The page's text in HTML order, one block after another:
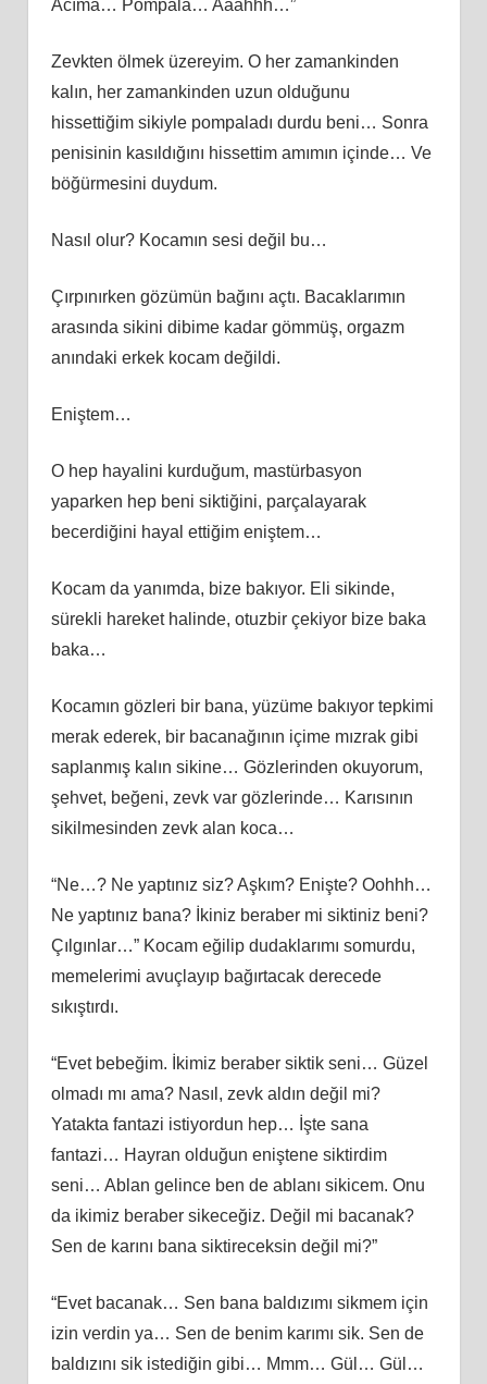
Acıma… Pompala… Aaahhh…”
Zevkten ölmek üzereyim. O her zamankinden
kalın, her zamankinden uzun olduğunu
hissettiğim sikiyle pompaladı durdu beni… Sonra
penisinin kasıldığını hissettim amımın içinde… Ve
böğürmesini duydum.
Nasıl olur? Kocamın sesi değil bu…
Çırpınırken gözümün bağını açtı. Bacaklarımın
arasında sikini dibime kadar gömmüş, orgazm
anındaki erkek kocam değildi.
Eniştem…
O hep hayalini kurduğum, mastürbasyon
yaparken hep beni siktiğini, parçalayarak
becerdiğini hayal ettiğim eniştem…
Kocam da yanımda, bize bakıyor. Eli sikinde,
sürekli hareket halinde, otuzbir çekiyor bize baka
baka…
Kocamın gözleri bir bana, yüzüme bakıyor tepkimi
merak ederek, bir bacanağının içime mızrak gibi
saplanmış kalın sikine… Gözlerinden okuyorum,
şehvet, beğeni, zevk var gözlerinde… Karısının
sikilmesinden zevk alan koca…
“Ne…? Ne yaptınız siz? Aşkım? Enişte? Oohhh…
Ne yaptınız bana? İkiniz beraber mi siktiniz beni?
Çılgınlar…” Kocam eğilip dudaklarımı somurdu,
memelerimi avuçlayıp bağırtacak derecede
sıkıştırdı.
“Evet bebeğim. İkimiz beraber siktik seni… Güzel
olmadı mı ama? Nasıl, zevk aldın değil mi?
Yatakta fantazi istiyordun hep… İşte sana
fantazi… Hayran olduğun eniştene siktirdim
seni… Ablan gelince ben de ablanı sikicem. Onu
da ikimiz beraber sikeceğiz. Değil mi bacanak?
Sen de karını bana siktireceksin değil mi?”
“Evet bacanak… Sen bana baldızımı sikmem için
izin verdin ya… Sen de benim karımı sik. Sen de
baldızını sik istediğin gibi… Mmm… Gül… Gül…